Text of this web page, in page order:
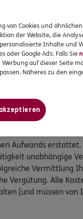
06 02 22,
es um
Telefon: 0800 /
geht (außer
Kosten werden ihr
Aufwands erstattet.
unabhängige
Vermittlung
Vergütung. Alle
[und müssen von
von Cookies und
der Website, die
Inhalte und
oder Google Ads. Falls Sie
auf dieser Seite
Näheres zu den